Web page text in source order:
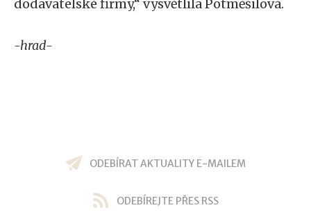
dodavatelské firmy,“ vysvětlila Potměšilová.
-hrad-
ODEBÍRAT AKTUALITY E-MAILEM
ODEBÍREJTE PŘES RSS